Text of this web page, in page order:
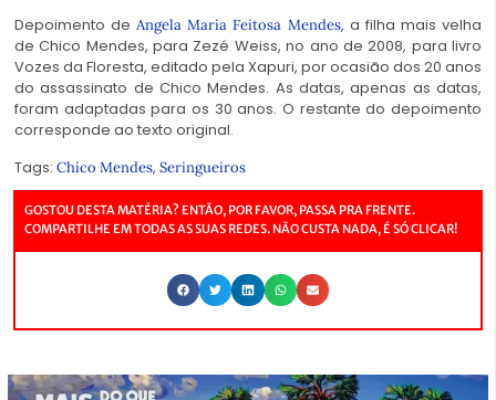
Depoimento deAngela Maria Feitosa Mendes, a filha mais velha
de Chico Mendes, para Zezé Weiss, no ano de 2008, para livro
Vozes da Floresta, editado pela Xapuri, por ocasião dos 20 anos
do assassinato de Chico Mendes. As datas, apenas as datas,
foram adaptadas para os 30 anos. O restante do depoimento
corresponde ao texto original.
Tags: Chico Mendes, Seringueiros
GOSTOU DESTA MATÉRIA? ENTÃO, POR FAVOR, PASSA PRA FRENTE.
COMPARTILHE EM TODAS AS SUAS REDES. NÃO CUSTA NADA, É SÓ CLICAR!